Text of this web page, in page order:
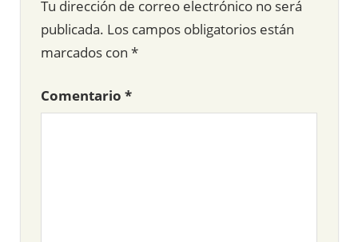
Tu dirección de correo electrónico no será
publicada. Los campos obligatorios están
marcados con *
Comentario *